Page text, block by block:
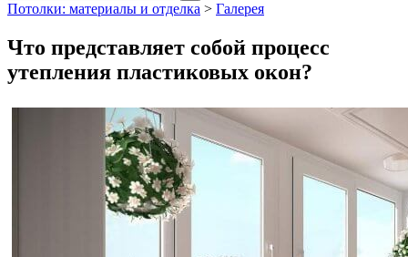
Потолки: материалы и отделка > Галерея
Что представляет собой процесс
утепления пластиковых окон?